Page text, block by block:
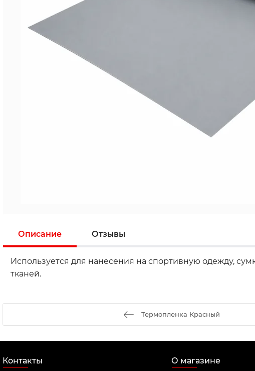
Описание Отзывы
Используется для нанесения на спортивную одежду,
тканей.
Термопленка Красный
Контакты О магазине